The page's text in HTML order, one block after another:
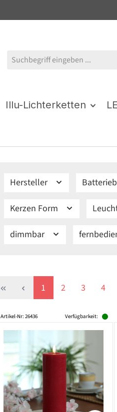
Illu-Lichterketten
Hersteller
Kerzen Form
dimmbar
Seite
1 Seite
2 Seite
3 Seite
4
Artikel-Nr: 26436 Verfügbarkeit: